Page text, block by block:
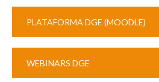
PLATAFORMA DGE (MOODLE)
WEBINARS DGE